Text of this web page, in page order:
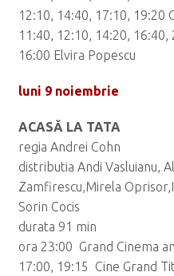
12:10, 14:40, 17:10, 19:20
11:40, 12:10, 14:20,
16:00 Elvira Popescu
luni 9 noiembrie
ACASĂ LA TATA
regia Andrei Cohn
distributia Andi Vasluianu,
Zamfirescu,Mirela
Sorin Cocis
durata 91 min
ora 23:00 Grand Cinema
17:00, 19:15 Cine Grand